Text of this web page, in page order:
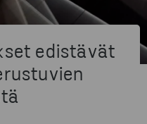
edistävät